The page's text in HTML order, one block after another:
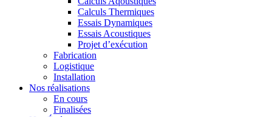
Calculs Thermiques
Essais Dynamiques
Essais Acoustiques
Projet d’exécution
Fabrication
Logistique
Installation
Nos réalisations
En cours
Finalisées